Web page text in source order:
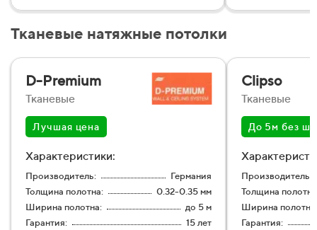
Тканевые натяжные потолки
D-Premium
Тканевые
Лучшая цена
Характеристики:
Производитель:
Германия
Толщина полотна:
0.32-0.35 мм
Ширина полотна:
до 5 м
Гарантия:
15 лет
Clipso
Тканевые
До 5м без
Производитель:
Толщина
Ширина полотна:
Гарантия: